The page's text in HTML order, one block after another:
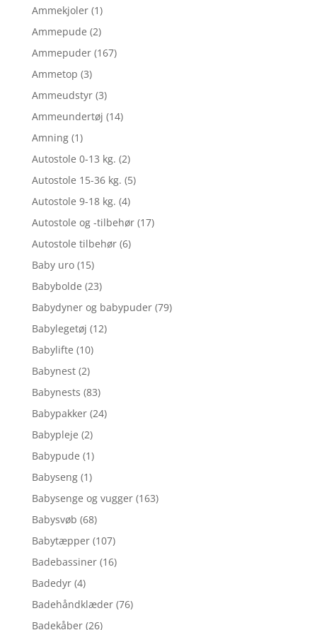
Ammekjoler (1)
Ammepude (2)
Ammepuder (167)
Ammetop (3)
Ammeudstyr (3)
Ammeundertøj (14)
Amning (1)
Autostole 0-13 kg. (2)
Autostole 15-36 kg. (5)
Autostole 9-18 kg. (4)
Autostole og -tilbehør (17)
Autostole tilbehør (6)
Baby uro (15)
Babybolde (23)
Babydyner og babypuder (79)
Babylegetøj (12)
Babylifte (10)
Babynest (2)
Babynests (83)
Babypakker (24)
Babypleje (2)
Babypude (1)
Babyseng (1)
Babysenge og vugger (163)
Babysvøb (68)
Babytæpper (107)
Badebassiner (16)
Badedyr (4)
Badehåndklæder (76)
Badekåber (26)